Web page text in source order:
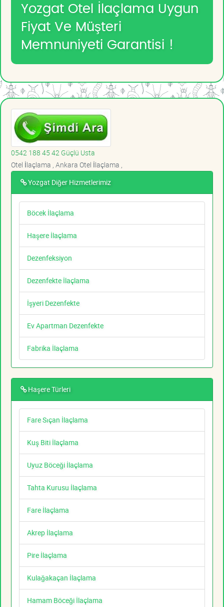
Yozgat Otel İlaçlama Uygun
Fiyat Ve Müşteri
Memnuniyeti Garantisi !
0542 188 45 42 Güçlü Usta
Otel İlaçlama , Ankara Otel İlaçlama ,
Yozgat Diğer Hizmetlerimiz
Böcek İlaçlama
Haşere İlaçlama
Dezenfeksiyon
Dezenfekte İlaçlama
İşyeri Dezenfekte
Ev Apartman Dezenfekte
Fabrika İlaçlama
Haşere Türleri
Fare Sıçan İlaçlama
Kuş Biti İlaçlama
Uyuz Böceği İlaçlama
Tahta Kurusu İlaçlama
Fare İlaçlama
Akrep İlaçlama
Pire İlaçlama
Kulağakaçan İlaçlama
Hamam Böceği İlaçlama